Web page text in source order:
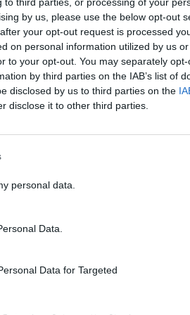
by us, please use the below opt-out
your opt-out request is processed
on personal information utilized by us
to your opt-out. You may separately
by third parties on the IAB’s list of
disclosed by us to third parties on the
disclose it to other third parties.
personal data.
Data.
Data for Targeted
για όλους τους